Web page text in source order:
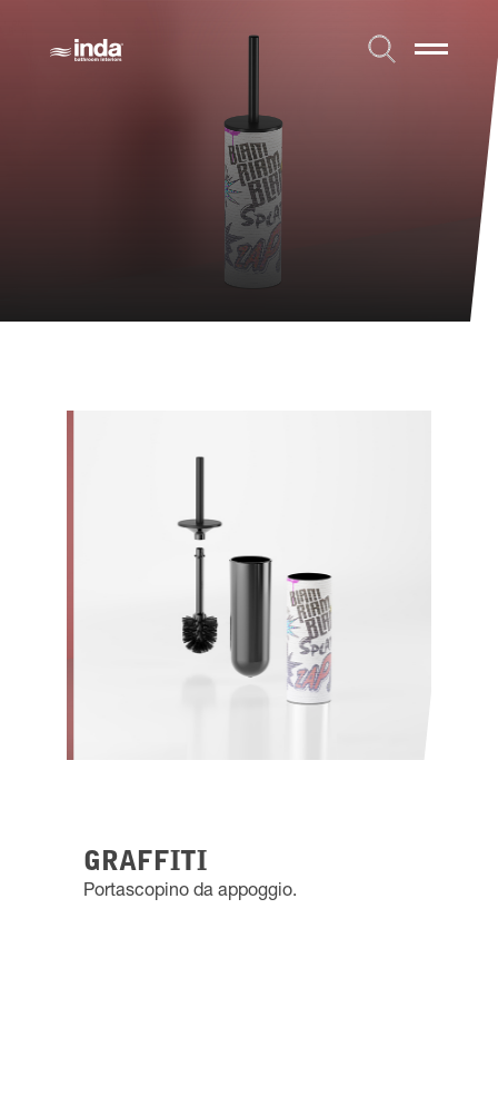
GRAFFITI
Portascopino da appoggio.